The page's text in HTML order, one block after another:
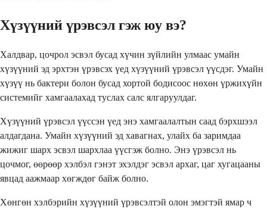
Хүзүүний үрэвсэл гэж юу вэ?
Халдвар, цочрол эсвэл бусад хүчин зүйлийн улмаас умайн
хүзүүний эд эрхтэн үрэвсэх үед хүзүүний үрэвсэл үүсдэг. Умайн
хүзүү нь бактери болон бусад хортой бодисоос нөхөн үржихүйн
системийг хамгаалахад туслах салс ялгаруулдаг.
Хүзүүний үрэвсэл үүссэн үед энэ хамгаалалтын саад бэрхшээл
алдагдана. Умайн хүзүүний эд хавагнах, улайх ба заримдаа
жижиг шарх эсвэл шархлаа үүсгэж болно. Энэ үрэвсэл нь
цочмог, өөрөөр хэлбэл гэнэт эхэлдэг эсвэл архаг, цаг хугацааны
явцад аажмаар хөгждөг байж болно.
Хөнгөн хэлбэрийн хүзүүний үрэвсэлтэй олон эмэгтэй ямар ч